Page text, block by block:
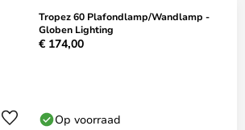
Tropez 60 Plafondlamp/Wandlamp -
Globen Lighting
€ 174,00
Op voorraad